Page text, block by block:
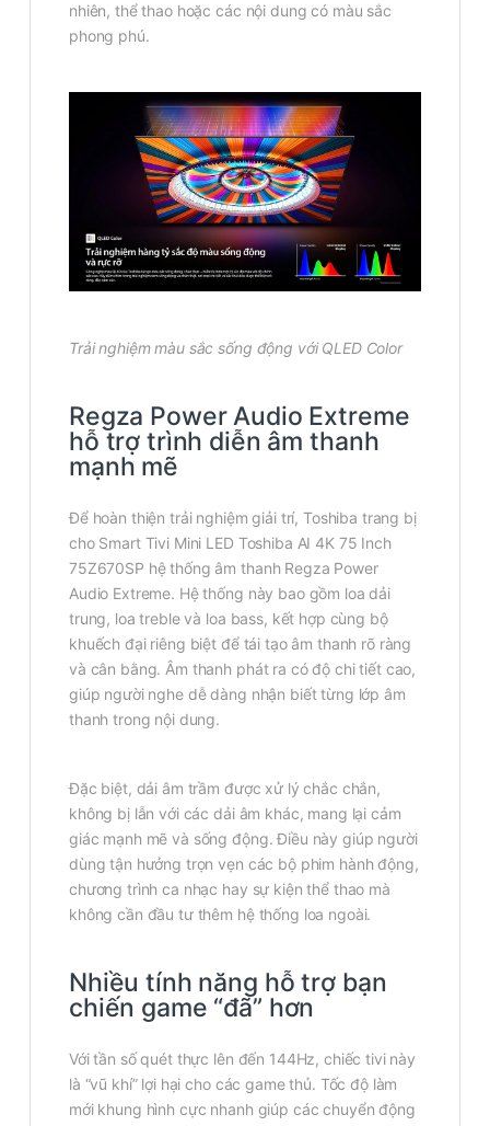
nhiên, thể thao hoặc các nội dung có màu sắc
phong phú.
Trải nghiệm màu sắc sống động với QLED Color
Regza Power Audio Extreme
hỗ trợ trình diễn âm thanh
mạnh mẽ
Để hoàn thiện trải nghiệm giải trí, Toshiba trang bị
cho Smart Tivi Mini LED Toshiba AI 4K 75 Inch
75Z670SP hệ thống âm thanh Regza Power
Audio Extreme. Hệ thống này bao gồm loa dải
trung, loa treble và loa bass, kết hợp cùng bộ
khuếch đại riêng biệt để tái tạo âm thanh rõ ràng
và cân bằng. Âm thanh phát ra có độ chi tiết cao,
giúp người nghe dễ dàng nhận biết từng lớp âm
thanh trong nội dung.
Đặc biệt, dải âm trầm được xử lý chắc chắn,
không bị lẫn với các dải âm khác, mang lại cảm
giác mạnh mẽ và sống động. Điều này giúp người
dùng tận hưởng trọn vẹn các bộ phim hành động,
chương trình ca nhạc hay sự kiện thể thao mà
không cần đầu tư thêm hệ thống loa ngoài.
Nhiều tính năng hỗ trợ bạn
chiến game “đã” hơn
Với tần số quét thực lên đến 144Hz, chiếc tivi này
là “vũ khí” lợi hại cho các game thủ. Tốc độ làm
mới khung hình cực nhanh giúp các chuyển động